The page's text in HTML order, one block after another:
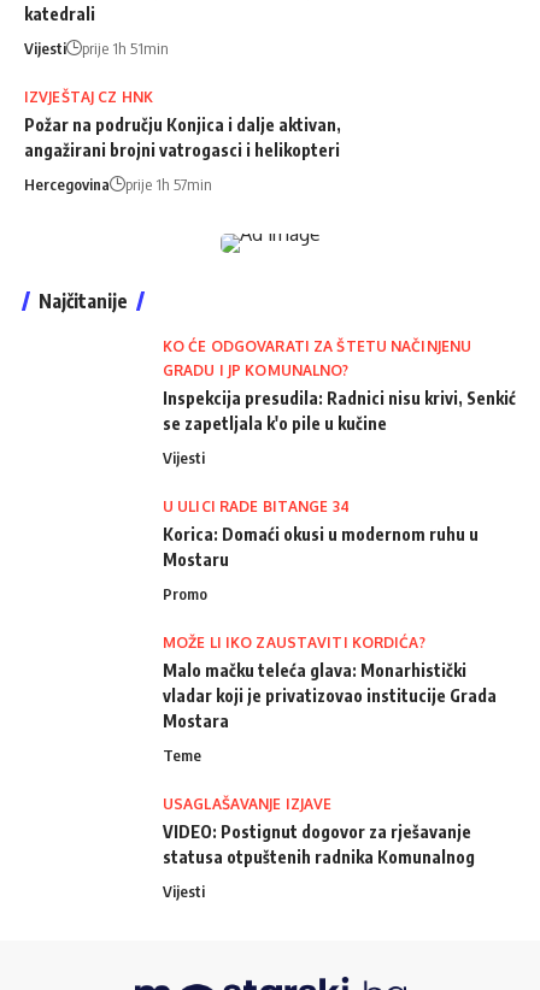
katedrali
Vijesti prije 1h 51min
IZVJEŠTAJ CZ HNK
Požar na području Konjica i dalje aktivan,
angažirani brojni vatrogasci i helikopteri
Hercegovina prije 1h 57min
Najčitanije
KO ĆE ODGOVARATI ZA ŠTETU NAČINJENU
GRADU I JP KOMUNALNO?
Inspekcija presudila: Radnici nisu krivi, Senkić
se zapetljala k'o pile u kučine
Vijesti
U ULICI RADE BITANGE 34
Korica: Domaći okusi u modernom ruhu u
Mostaru
Promo
MOŽE LI IKO ZAUSTAVITI KORDIĆA?
Malo mačku teleća glava: Monarhistički
vladar koji je privatizovao institucije Grada
Mostara
Teme
USAGLAŠAVANJE IZJAVE
VIDEO: Postignut dogovor za rješavanje
statusa otpuštenih radnika Komunalnog
Vijesti